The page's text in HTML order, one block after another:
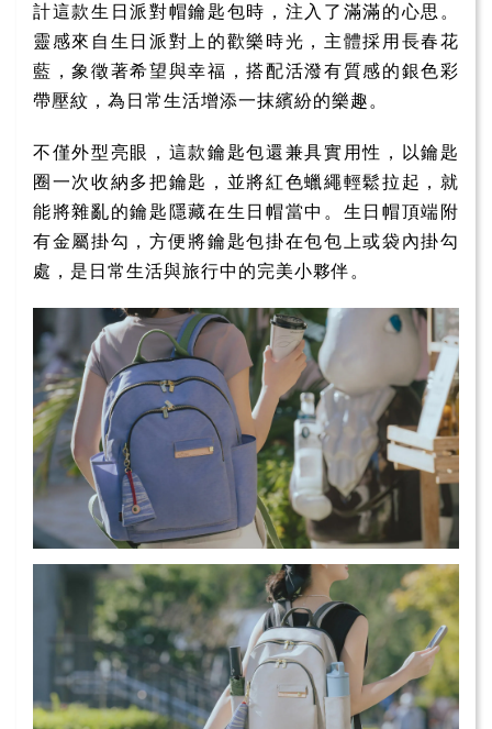
計這款生日派對帽鑰匙包時，注入了滿滿的心思。
靈感來自生日派對上的歡樂時光，主體採用長春花
藍，象徵著希望與幸福，搭配活潑有質感的銀色彩
帶壓紋，為日常生活增添一抹繽紛的樂趣。
不僅外型亮眼，這款鑰匙包還兼具實用性，以鑰匙
圈一次收納多把鑰匙，並將紅色蠟繩輕鬆拉起，就
能將雜亂的鑰匙隱藏在生日帽當中。生日帽頂端附
有金屬掛勾，方便將鑰匙包掛在包包上或袋內掛勾
處，是日常生活與旅行中的完美小夥伴。